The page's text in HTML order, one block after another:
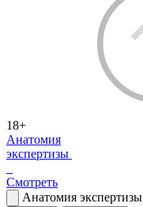
18+
Анатомия
экспертизы
Смотреть
Анатомия экспертизы